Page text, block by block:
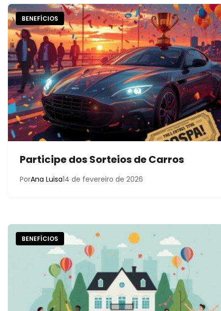
BENEFÍCIOS
Participe dos Sorteios de Carros
PorAna Luisa14 de fevereiro de 2026
BENEFÍCIOS